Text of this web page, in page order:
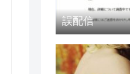
誤配信